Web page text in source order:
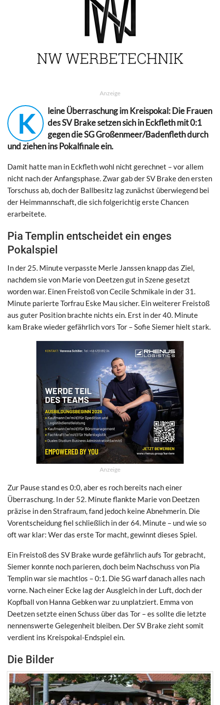
Anzeige
K
leine Überraschung im Kreispokal: Die Frauen
des SV Brake setzen sich in Eckfleth mit 0:1
gegen die SG Großenmeer/Badenfleth durch
und ziehen ins Pokalfinale ein.
Damit hatte man in Eckfleth wohl nicht gerechnet – vor allem
nicht nach der Anfangsphase. Zwar gab der SV Brake den ersten
Torschuss ab, doch der Ballbesitz lag zunächst überwiegend bei
der Heimmannschaft, die sich folgerichtig erste Chancen
erarbeitete.
Pia Templin entscheidet ein enges
Pokalspiel
In der 25. Minute verpasste Merle Janssen knapp das Ziel,
nachdem sie von Marie von Deetzen gut in Szene gesetzt
worden war. Einen Freistoß von Cecile Schmikale in der 31.
Minute parierte Torfrau Eske Mau sicher. Ein weiterer Freistoß
aus guter Position brachte nichts ein. Erst in der 40. Minute
kam Brake wieder gefährlich vors Tor – Sofie Siemer hielt stark.
Anzeige
Zur Pause stand es 0:0, aber es roch bereits nach einer
Überraschung. In der 52. Minute flankte Marie von Deetzen
präzise in den Strafraum, fand jedoch keine Abnehmerin. Die
Vorentscheidung fiel schließlich in der 64. Minute – und wie so
oft war klar: Wer das erste Tor macht, gewinnt dieses Spiel.
Ein Freistoß des SV Brake wurde gefährlich aufs Tor gebracht,
Siemer konnte noch parieren, doch beim Nachschuss von Pia
Templin war sie machtlos – 0:1. Die SG warf danach alles nach
vorne. Nach einer Ecke lag der Ausgleich in der Luft, doch der
Kopfball von Hanna Gebken war zu unplatziert. Emma von
Deetzen setzte einen Schuss über das Tor – es sollte die letzte
nennenswerte Gelegenheit bleiben. Der SV Brake zieht somit
verdient ins Kreispokal-Endspiel ein.
Die Bilder